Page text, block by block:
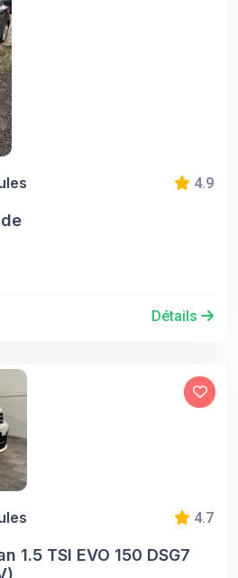
4.9
Détails
4.7
1.5 TSI EVO 150 DSG7